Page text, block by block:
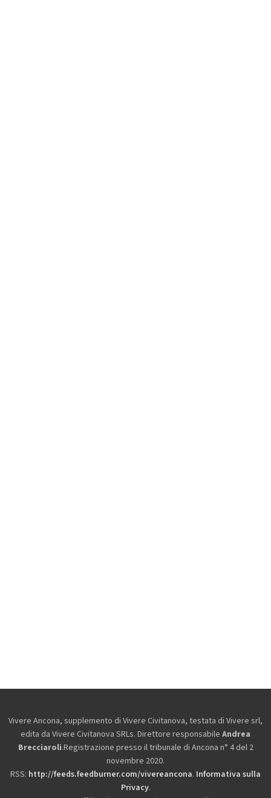
Vivere Ancona, supplemento di Vivere Civitanova, testata di Vivere srl,
edita da Vivere Civitanova SRLs. Direttore responsabile Andrea
Brecciaroli.Registrazione presso il tribunale di Ancona n° 4 del 2
novembre 2020.
RSS: http://feeds.feedburner.com/vivereancona. Informativa sulla
Privacy.